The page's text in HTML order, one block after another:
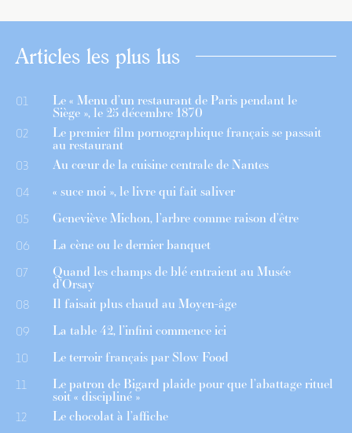
Articles les plus lus
01 Le « Menu d’un restaurant de Paris pendant le
Siège », le 25 décembre 1870
02 Le premier film pornographique français se passait
au restaurant
03 Au cœur de la cuisine centrale de Nantes
04 « suce moi », le livre qui fait saliver
05 Geneviève Michon, l’arbre comme raison d’être
06 La cène ou le dernier banquet
07 Quand les champs de blé entraient au Musée
d’Orsay
08 Il faisait plus chaud au Moyen-âge
09 La table 42, l’infini commence ici
10 Le terroir français par Slow Food
11 Le patron de Bigard plaide pour que l’abattage rituel
soit « discipliné »
12 Le chocolat à l’affiche